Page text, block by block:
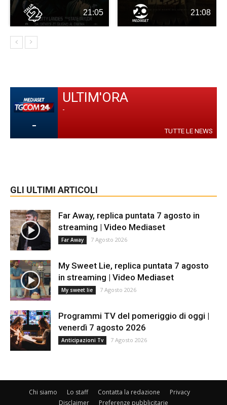
21:05 21:08
-
ULTIM'ORA
-
TUTTE LE NEWS
GLI ULTIMI ARTICOLI
Far Away, replica puntata 7 agosto in
streaming | Video Mediaset
Far Away 7 Agosto 2026
My Sweet Lie, replica puntata 7 agosto
in streaming | Video Mediaset
My sweet lie 7 Agosto 2026
Programmi TV del pomeriggio di oggi |
venerdì 7 agosto 2026
Anticipazioni Tv 7 Agosto 2026
Chi siamo Lo staff Contatta la redazione
Privacy
Disclaimer
Preferenze pubblicitarie